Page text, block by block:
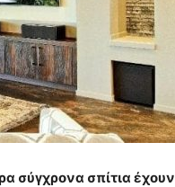
σύγχρονα σπίτια έχουν